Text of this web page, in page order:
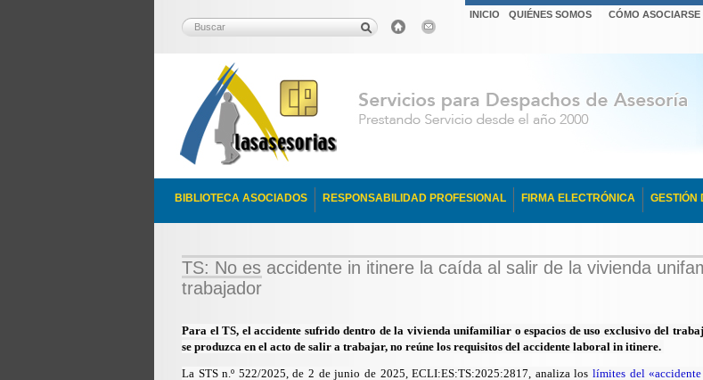
INICIO QUIÉNES SOMOS CÓMO ASOCIARSE
BIBLIOTECA ASOCIADOS RESPONSABILIDAD PROFESIONAL FIRMA ELECTRÓNICA GESTIÓN
TS: No es accidente in itinere la caída al salir de la vivienda
trabajador
Para el TS, el accidente sufrido dentro de la vivienda unifamiliar o espacios de uso exclusivo del
se produzca en el acto de salir a trabajar, no reúne los requisitos del accidente laboral in itinere.
La STS n.º 522/2025, de 2 de junio de 2025, ECLI:ES:TS:2025:2817, analiza los límites del